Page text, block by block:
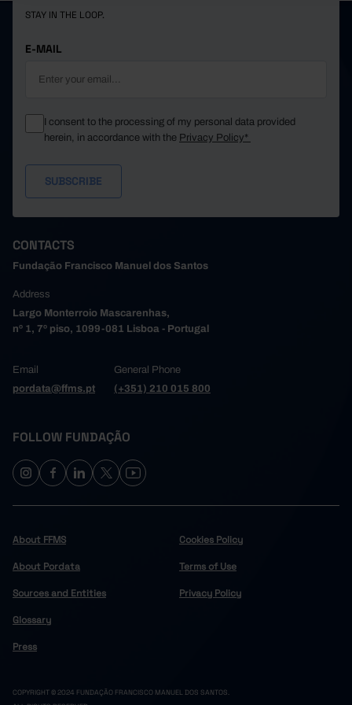
STAY IN THE LOOP.
E-MAIL
I consent to the processing of my personal data provided
herein, in accordance with the Privacy Policy*
CONTACTS
Fundação Francisco Manuel dos Santos
Address
Largo Monterroio Mascarenhas,
nº 1, 7º piso, 1099-081 Lisboa - Portugal
Email
pordata@ffms.pt
General Phone
(+351) 210 015 800
FOLLOW FUNDAÇÃO
About FFMS
About Pordata
Sources and Entities
Glossary
Press
Cookies Policy
Terms of Use
Privacy Policy
COPYRIGHT © 2024 FUNDAÇÃO FRANCISCO MANUEL DOS SANTOS.